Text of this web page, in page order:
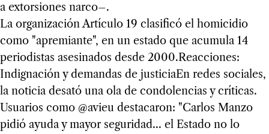
a extorsiones narco–.
La organización Artículo 19 clasificó el homicidio
como "apremiante", en un estado que acumula 14
periodistas asesinados desde 2000.Reacciones:
Indignación y demandas de justiciaEn redes sociales,
la noticia desató una ola de condolencias y críticas.
Usuarios como @avieu destacaron: "Carlos Manzo
pidió ayuda y mayor seguridad... el Estado no lo